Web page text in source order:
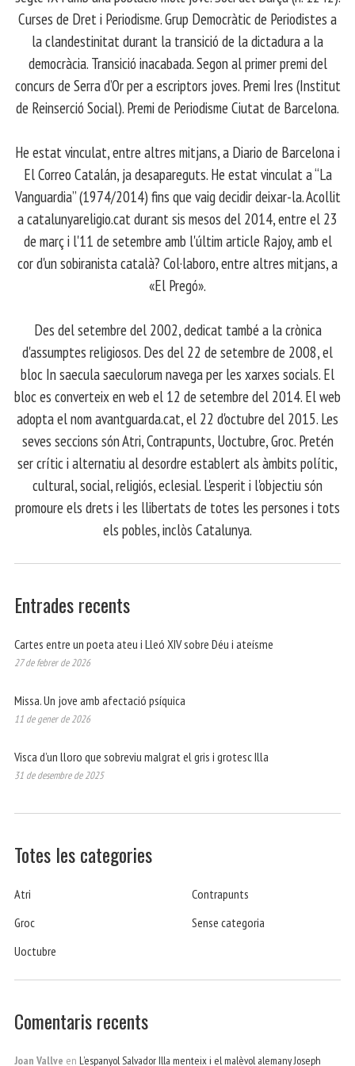
Curses de Dret i Periodisme. Grup Democràtic de Periodistes a
la clandestinitat durant la transició de la dictadura a la
democràcia. Transició inacabada. Segon al primer premi del
concurs de Serra d’Or per a escriptors joves. Premi Ires (Institut
de Reinserció Social). Premi de Periodisme Ciutat de Barcelona.
​ He estat vinculat, entre altres mitjans, a Diario de Barcelona i
El Correo Catalán, ja desapareguts. He estat vinculat a “La
Vanguardia” (1974/2014) fins que vaig decidir deixar-la. Acollit
a catalunyareligio.cat durant sis mesos del 2014, entre el 23
de març i l'11 de setembre amb l'últim article Rajoy, amb el
cor d'un sobiranista català? Col·laboro, entre altres mitjans, a
«El Pregó».
​ Des del setembre del 2002, dedicat també a la crònica
d'assumptes religiosos. Des del 22 de setembre de 2008, el
bloc In saecula saeculorum navega per les xarxes socials. El
bloc es converteix en web el 12 de setembre del 2014. El web
adopta el nom avantguarda.cat, el 22 d'octubre del 2015. Les
seves seccions són Atri, Contrapunts, Uoctubre, Groc. Pretén
ser crític i alternatiu al desordre establert als àmbits polític,
cultural, social, religiós, eclesial. L'esperit i l'objectiu són
promoure els drets i les llibertats de totes les persones i tots
els pobles, inclòs Catalunya.
Entrades recents
Cartes entre un poeta ateu i Lleó XIV sobre Déu i ateísme
27 de febrer de 2026
Missa. Un jove amb afectació psíquica
11 de gener de 2026
Visca d’un lloro que sobreviu malgrat el gris i grotesc Illa
31 de desembre de 2025
Totes les categories
Atri
Contrapunts
Groc
Sense categoria
Uoctubre
Comentaris recents
Joan Vallve en L’espanyol Salvador Illa menteix i el malèvol alemany Joseph